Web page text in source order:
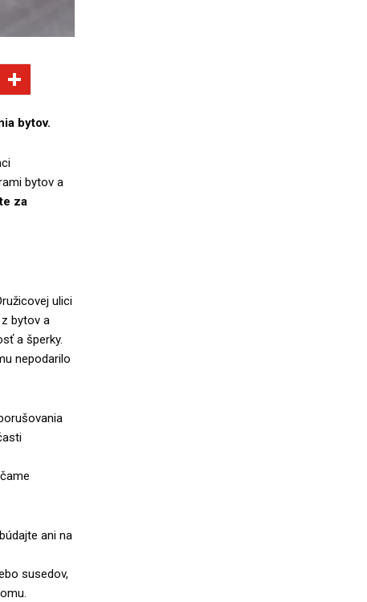
bytov.
bytov a
za
ulici
bytov a
a šperky.
nepodarilo
ani na
susedov,